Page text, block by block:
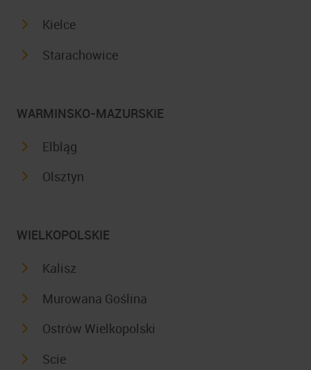
Kielce
Starachowice
WARMINSKO-MAZURSKIE
Elbląg
Olsztyn
WIELKOPOLSKIE
Kalisz
Murowana Goślina
Ostrów Wielkopolski
Scie